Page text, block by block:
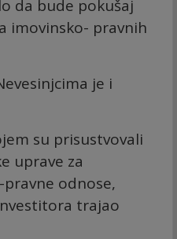
da bude pokušaj
imovinsko- pravnih
je i
su prisustvovali
uprave za
odnose,
trajao